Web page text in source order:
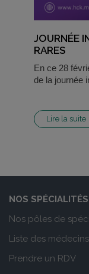
JOURNÉE
RARES
En ce 28
de la journée
Lire la suite
NOS
Nos pôles de
Liste des médecins
Prendre un RDV